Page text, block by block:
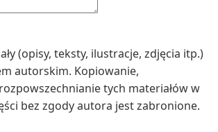
(opisy, teksty, ilustracje, zdjęcia itp.)
autorskim. Kopiowanie,
tych materiałów w
bez zgody autora jest zabronione.